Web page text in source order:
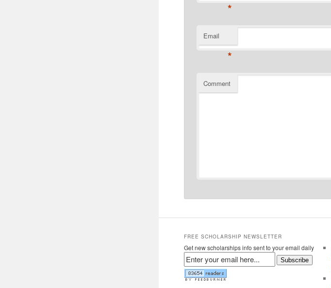
*
Email
*
Comment
FREE SCHOLARSHIP NEWSLETTER
Get new scholarships info sent to your email daily
Subscribe